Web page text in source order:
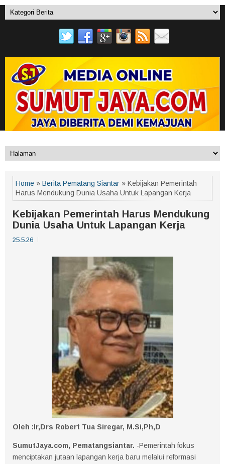
Home » Berita Pematang Siantar » Kebijakan Pemerintah
Harus Mendukung Dunia Usaha Untuk Lapangan Kerja
Kebijakan Pemerintah Harus Mendukung
Dunia Usaha Untuk Lapangan Kerja
25.5.26
Oleh :Ir,Drs Robert Tua Siregar, M.Si,Ph,D
SumutJaya.com, Pematangsiantar. -Pemerintah fokus
menciptakan jutaan lapangan kerja baru melalui reformasi